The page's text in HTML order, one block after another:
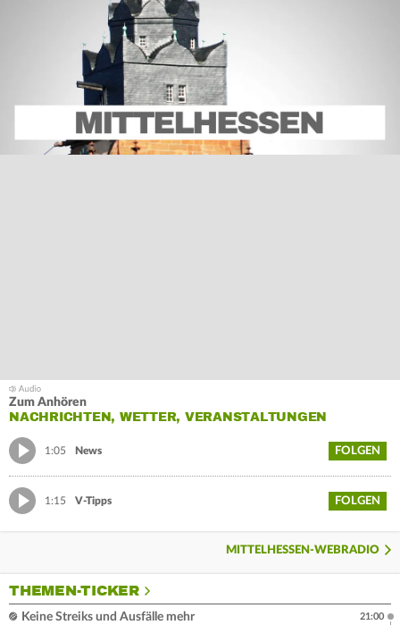
Zum Anhören
NACHRICHTEN, WETTER, VERANSTALTUNGEN
1:05 News FOLGEN
1:15 V-Tipps FOLGEN
MITTELHESSEN-WEBRADIO
THEMEN-TICKER
Keine Streiks und Ausfälle mehr
21:00